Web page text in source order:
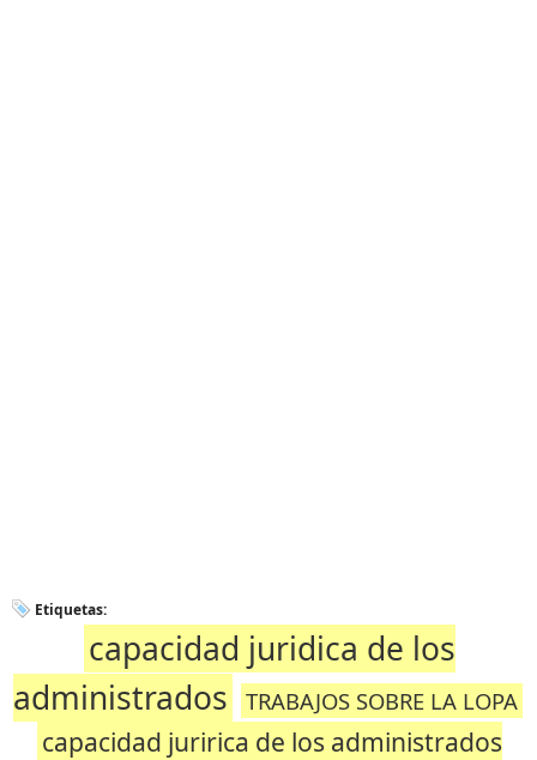
Etiquetas:
capacidad juridica de los
administrados
TRABAJOS SOBRE LA LOPA
capacidad juririca de los administrados